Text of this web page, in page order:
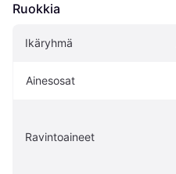
Ruokkia
Ikäryhmä
Ainesosat
Ravintoaineet